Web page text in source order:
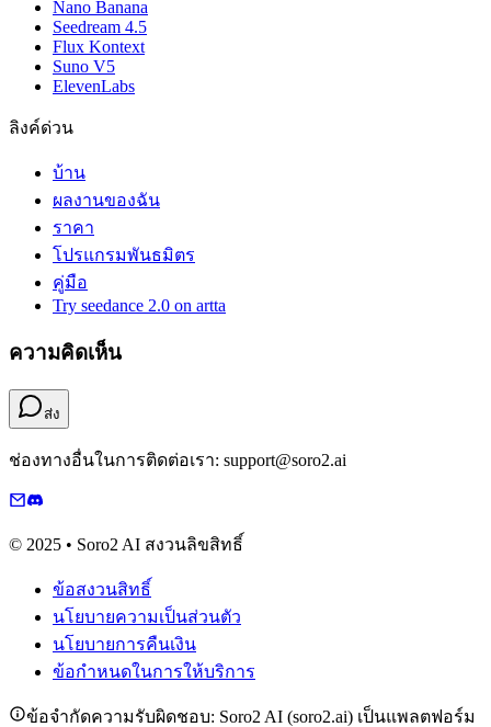
Nano Banana
Seedream 4.5
Flux Kontext
Suno V5
ElevenLabs
ลิงค์ด่วน
บ้าน
ผลงานของฉัน
ราคา
โปรแกรมพันธมิตร
คู่มือ
Try seedance 2.0 on artta
ความคิดเห็น
ส่ง
ช่องทางอื่นในการติดต่อเรา: support@soro2.ai
© 2025 • Soro2 AI สงวนลิขสิทธิ์
ข้อสงวนสิทธิ์
นโยบายความเป็นส่วนตัว
นโยบายการคืนเงิน
ข้อกำหนดในการให้บริการ
ข้อจำกัดความรับผิดชอบ: Soro2 AI (soro2.ai) เป็นแพลตฟอร์ม